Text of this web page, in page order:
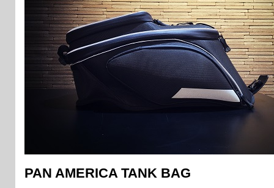
PAN AMERICA TANK BAG